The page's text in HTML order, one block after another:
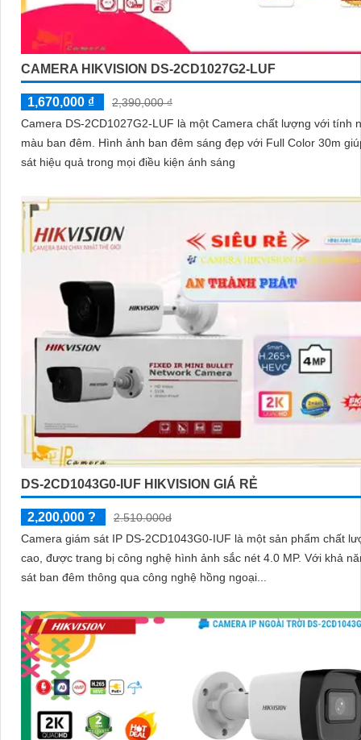
CAMERA HIKVISION DS-2CD1027G2-LUF
1,670,000 ₫
2,390,000 ₫
Camera DS-2CD1027G2-LUF là một Camera chất lượng với tính
màu ban đêm. Hình ảnh ban đêm sáng đẹp với Full Color 30m giúp giám
sát hiệu quả trong mọi điều kiện ánh sáng
DS-2CD1043G0-IUF HIKVISION GIÁ RẺ
2,200,000 ?
2.510.000d
Camera giám sát IP DS-2CD1043G0-IUF là một sản phẩm chất
cao, được trang bị công nghệ hình ảnh sắc nét 4.0 MP. Với khả năng quan
sát ban đêm thông qua công nghệ hồng ngoại...